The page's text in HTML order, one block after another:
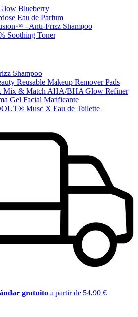
Blueberry
Eau de Parfum
- Anti-Frizz Shampoo
Soothing Toner
Shampoo
Reusable Makeup Remover Pads
Mix & Match AHA/BHA Glow Refiner
Gel Facial Matificante
Musc X Eau de Toilette
gratuito a partir de 54,90 €